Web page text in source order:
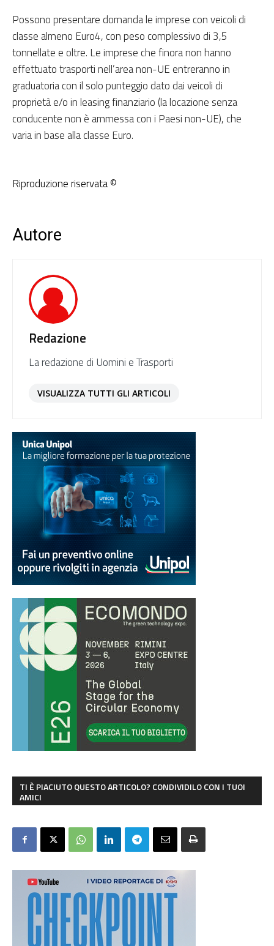
Possono presentare domanda le imprese con veicoli di
classe almeno Euro4, con peso complessivo di 3,5
tonnellate e oltre. Le imprese che finora non hanno
effettuato trasporti nell’area non-UE entreranno in
graduatoria con il solo punteggio dato dai veicoli di
proprietà e/o in leasing finanziario (la locazione senza
conducente non è ammessa con i Paesi non-UE), che
varia in base alla classe Euro.
Riproduzione riservata ©
Autore
Redazione
La redazione di Uomini e Trasporti
VISUALIZZA TUTTI GLI ARTICOLI
TI È PIACIUTO QUESTO ARTICOLO? CONDIVIDILO CON I TUOI
AMICI